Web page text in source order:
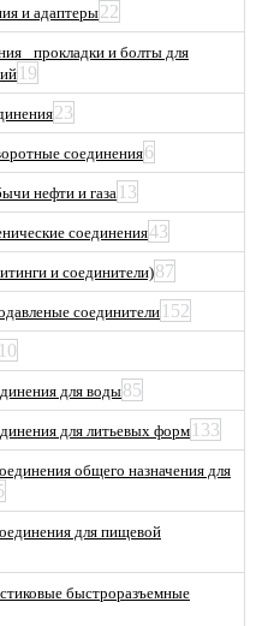
и адаптеры22
прокладки и болты для
19
23
соединения6
нефти и газа 13
соединения43
и соединители)87
соединители152
10
для воды85
для литьевых форм133
общего назначения для
для пищевой
быстроразъемные